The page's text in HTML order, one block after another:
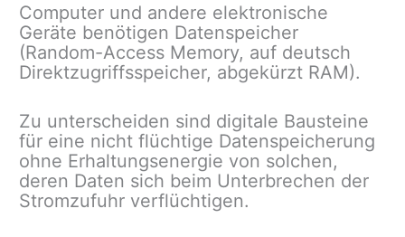
Computer und andere elektronische
Geräte benötigen Datenspeicher
(Random-Access Memory, auf deutsch
Direktzugriffsspeicher, abgekürzt RAM).
Zu unterscheiden sind digitale Bausteine
für eine nicht flüchtige Datenspeicherung
ohne Erhaltungsenergie von solchen,
deren Daten sich beim Unterbrechen der
Stromzufuhr verflüchtigen.